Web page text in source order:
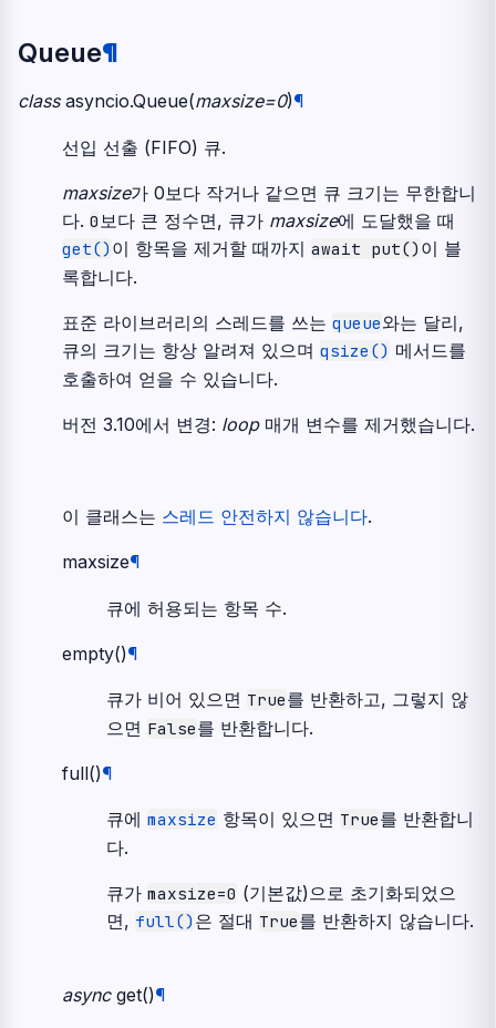
Queue¶
class asyncio.Queue(maxsize=0)¶
선입 선출 (FIFO) 큐.
maxsize가 0보다 작거나 같으면 큐 크기는 무한합니
다. 0 보다 큰 정수면, 큐가 maxsize에 도달했을 때
get() 이 항목을 제거할 때까지 await put() 이 블
록합니다.
표준 라이브러리의 스레드를 쓰는 queue와는 달리,
큐의 크기는 항상 알려져 있으며 qsize() 메서드를
호출하여 얻을 수 있습니다.
버전 3.10에서 변경: loop매개 변수를 제거했습니다.
이 클래스는 스레드 안전하지 않습니다.
maxsize¶
큐에 허용되는 항목 수.
empty()¶
큐가 비어 있으면 True를 반환하고, 그렇지 않
으면 False를 반환합니다.
full()¶
큐에 maxsize 항목이 있으면 True를 반환합니
다.
큐가 maxsize=0 (기본값)으로 초기화되었으
면, full() 은 절대 True를 반환하지 않습니다.
async get()¶